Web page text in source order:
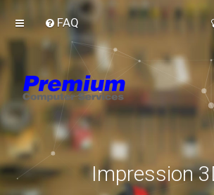
FAQ
Impression